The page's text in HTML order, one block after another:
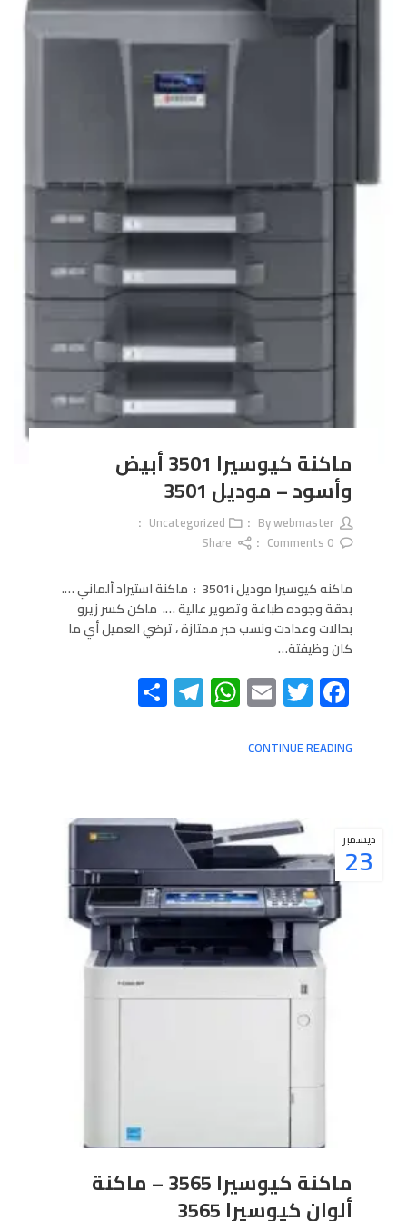
ماكنة كيوسيرا 3501 أبيض
وأسود – موديل 3501
By
webmaster
Uncategorized
0
Share
ماكنه كيوسيرا موديل 3501i : ماكنة استيراد ألماني ….
بدقة وجوده طباعة وتصوير عالية …. ماكن كسر زيرو
بحالات وعدادت ونسب حبر ممتازة ، ترضي العميل أي ما
كان وظيفتة…
Facebook
Twitter
Email
WhatsApp
Telegram
Share
CONTINUE READING
23
ديسمبر
ماكنة كيوسيرا 3565 – ماكنة
ألوان كيوسيرا 3565